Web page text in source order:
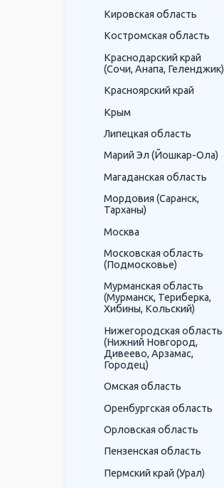
Кировская область
Костромская область
Краснодарский край
(Сочи, Анапа, Геленджик)
Красноярский край
Крым
Липецкая область
Марий Эл (Йошкар-Ола)
Магаданская область
Мордовия (Саранск,
Тарханы)
Москва
Московская область
(Подмосковье)
Мурманская область
(Мурманск, Териберка,
Хибины, Кольский)
Нижегородская область
(Нижний Новгород,
Дивеево, Арзамас,
Городец)
Омская область
Оренбургская область
Орловская область
Пензенская область
Пермский край (Урал)